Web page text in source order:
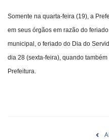
Somente na quarta-feira (19), a
em seus órgãos em razão do
municipal, o feriado do Dia do
dia 28 (sexta-feira), quando
Prefeitura.